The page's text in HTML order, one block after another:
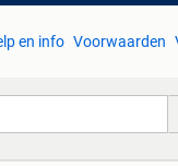
en info Voorwaarden